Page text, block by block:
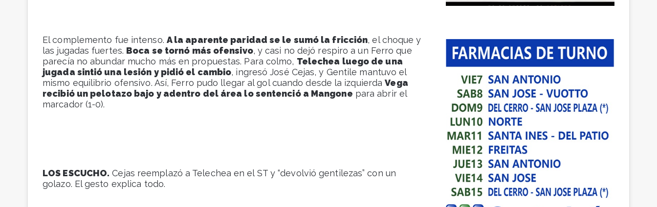
El complemento fue intenso. A la aparente paridad se le sumó la fricción, el choque y
las jugadas fuertes. Boca se tornó más ofensivo, y casi no dejó respiro a un Ferro que
parecía no abundar mucho más en propuestas. Para colmo, Telechea luego de una
jugada sintió una lesión y pidió el cambio, ingresó José Cejas, y Gentile mantuvo el
mismo equilibrio ofensivo. Así, Ferro pudo llegar al gol cuando desde la izquierdaVega
recibió un pelotazo bajo y adentro del área lo sentenció a Mangone para abrir el
marcador (1-0).
LOS ESCUCHO. Cejas reemplazó a Telechea en el ST y “devolvió gentilezas” con un
golazo. El gesto explica todo.